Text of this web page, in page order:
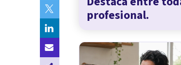
profesional.